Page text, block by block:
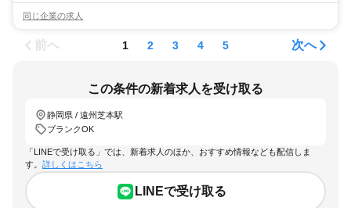
同じ企業の求人
前へ 1 2 3 4 5 次へ
この条件の新着求人を受け取る
静岡県 / 遠州芝本駅
ブランクOK
「LINEで受け取る」では、新着求人のほか、おすすめ情報なども配信しま
す。 詳しくはこちら
LINEで受け取る